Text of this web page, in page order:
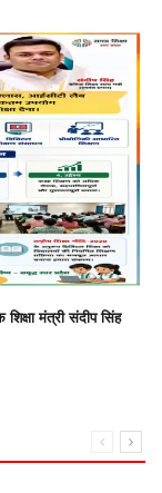
मंत्री संदीप सिंह